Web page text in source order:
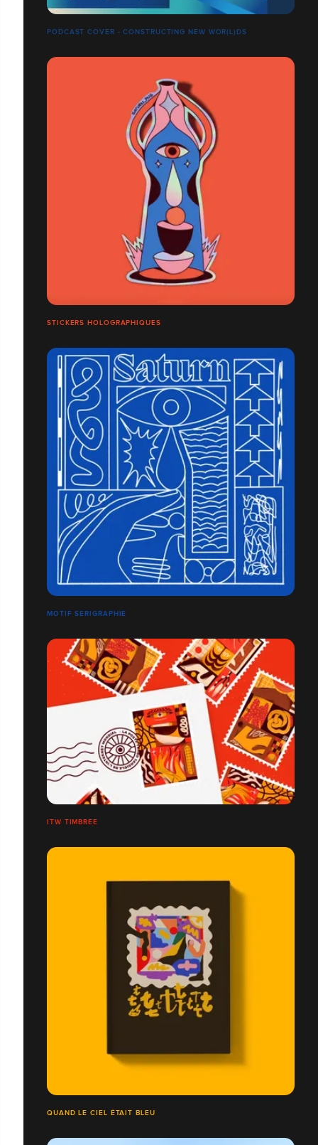
PODCAST COVER - CONSTRUCTING NEW WOR(L)DS
STICKERS HOLOGRAPHIQUES
MOTIF SERIGRAPHIE
ITW TIMBRÉE
QUAND LE CIEL ÉTAIT BLEU